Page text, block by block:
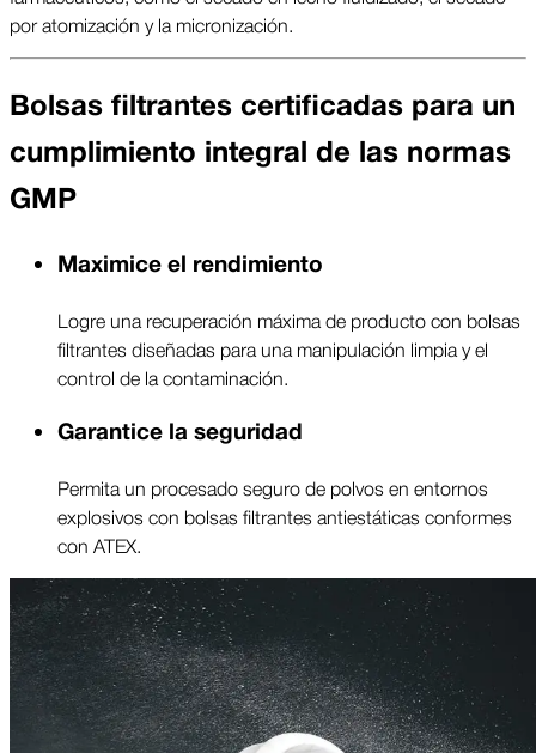
por atomización y la micronización.
Bolsas filtrantes certificadas para un
cumplimiento integral de las normas
GMP
Maximice el rendimiento
Logre una recuperación máxima de producto con bolsas
filtrantes diseñadas para una manipulación limpia y el
control de la contaminación.
Garantice la seguridad
Permita un procesado seguro de polvos en entornos
explosivos con bolsas filtrantes antiestáticas conformes
con ATEX.